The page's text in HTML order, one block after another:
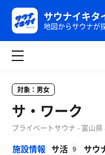
サウナイキタ
地図からサウナが
対象：男女
サ・ワーク
プライベートサウナ - 富山
施設情報 サ活 9 サウ